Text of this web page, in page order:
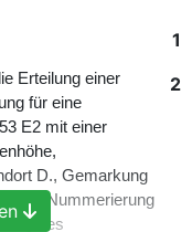
1
2
Erteilung einer
für eine
E2 mit einer
D., Gemarkung
der Nummerierung
des